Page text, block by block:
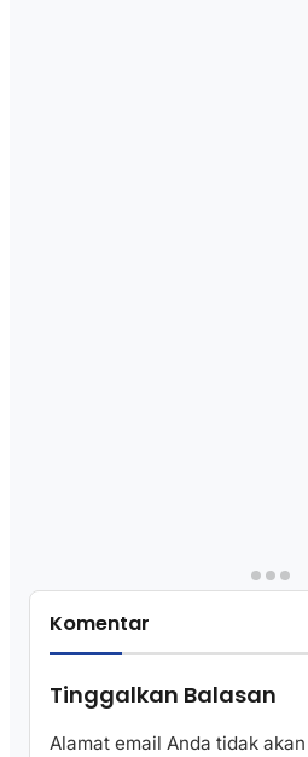
Komentar
Tinggalkan Balasan
Alamat email Anda tidak